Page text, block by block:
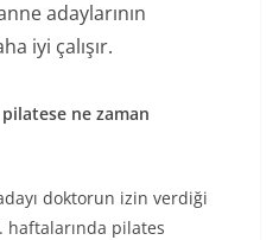
adaylarının
iyi çalışır.
ne zaman
doktorun izin verdiği
haftalarında pilates